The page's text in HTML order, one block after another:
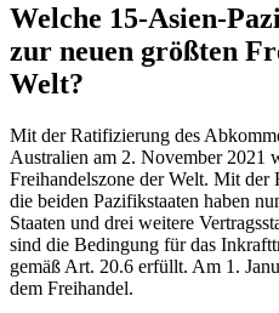
Welche 15-Asien-
zur neuen größten
Welt?
Mit der Ratifizierung des
Australien am 2. November 2021
Freihandelszone der Welt. Mit der
die beiden Pazifikstaaten haben
Staaten und drei weitere
sind die Bedingung für das
gemäß Art. 20.6 erfüllt. Am 1.
dem Freihandel.